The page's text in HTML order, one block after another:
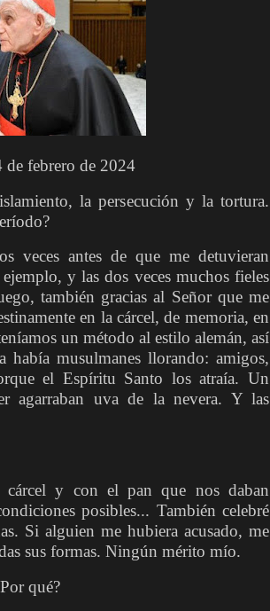
de febrero de 2024
la persecución y la tortura.
veces antes de que me detuvieran
y las dos veces muchos fieles
también gracias al Señor que me
en la cárcel, de memoria, en
un método al estilo alemán, así
había musulmanes llorando: amigos,
el Espíritu Santo los atraía. Un
agarraban uva de la nevera. Y las
cárcel y con el pan que nos daban
posibles... También celebré
Si alguien me hubiera acusado, me
sus formas. Ningún mérito mío.
qué?